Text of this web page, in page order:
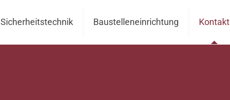
Sicherheitstechnik Baustelleneinrichtung Kontakt